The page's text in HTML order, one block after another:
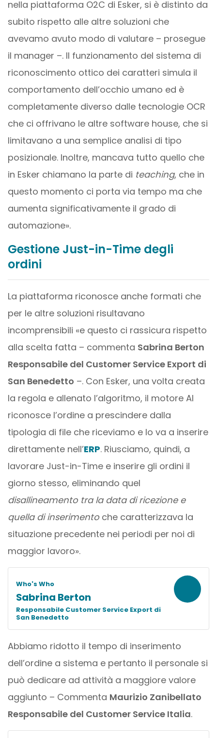
nella piattaforma O2C di Esker, si è distinto da
subito rispetto alle altre soluzioni che
avevamo avuto modo di valutare – prosegue
il manager –. Il funzionamento del sistema di
riconoscimento ottico dei caratteri simula il
comportamento dell’occhio umano ed è
completamente diverso dalle tecnologie OCR
che ci offrivano le altre software house, che si
limitavano a una semplice analisi di tipo
posizionale. Inoltre, mancava tutto quello che
in Esker chiamano la parte di teaching, che in
questo momento ci porta via tempo ma che
aumenta significativamente il grado di
automazione».
Gestione Just-in-Time degli
ordini
La piattaforma riconosce anche formati che
per le altre soluzioni risultavano
incomprensibili «e questo ci rassicura rispetto
alla scelta fatta – commenta Sabrina Berton
Responsabile del Customer Service Export di
San Benedetto –. Con Esker, una volta creata
la regola e allenato l’algoritmo, il motore AI
riconosce l’ordine a prescindere dalla
tipologia di file che riceviamo e lo va a inserire
direttamente nell’ERP. Riusciamo, quindi, a
lavorare Just-in-Time e inserire gli ordini il
giorno stesso, eliminando quel
disallineamento tra la data di ricezione e
quella di inserimentoche caratterizzava la
situazione precedente nei periodi per noi di
maggior lavoro».
Who's Who
Sabrina Berton
Responsabile Customer Service Export di
San Benedetto
Abbiamo ridotto il tempo di inserimento
dell’ordine a sistema e pertanto il personale si
può dedicare ad attività a maggiore valore
aggiunto – Commenta Maurizio Zanibellato
Responsabile del Customer Service Italia.